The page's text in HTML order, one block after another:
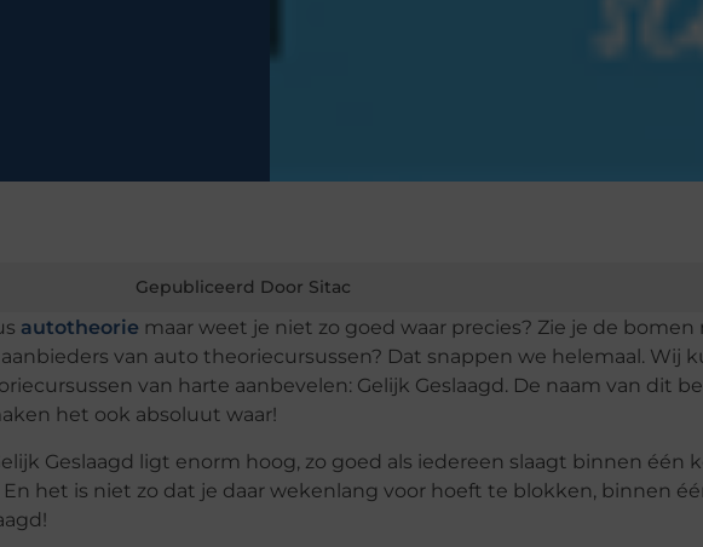
Gepubliceerd Door Sitac
autotheorie maar weet je niet zo goed waar precies? Zie je de bomen
van auto theoriecursussen? Dat snappen we helemaal. Wij
van harte aanbevelen: Gelijk Geslaagd. De naam van dit
het ook absoluut waar!
Geslaagd ligt enorm hoog, zo goed als iedereen slaagt binnen één
het is niet zo dat je daar wekenlang voor hoeft te blokken, binnen